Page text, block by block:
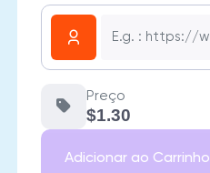
Preço
$1.30
Adicionar ao Carrinho